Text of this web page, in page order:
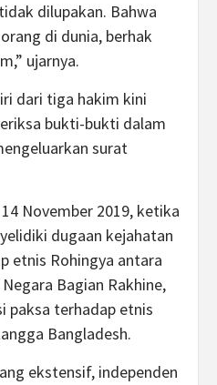
dilupakan. Bahwa
di dunia, berhak
ujarnya.
dari tiga hakim kini
bukti-bukti dalam
surat
November 2019, ketika
dugaan kejahatan
etnis Rohingya antara
Bagian Rakhine,
paksa terhadap etnis
Bangladesh.
ekstensif, independen